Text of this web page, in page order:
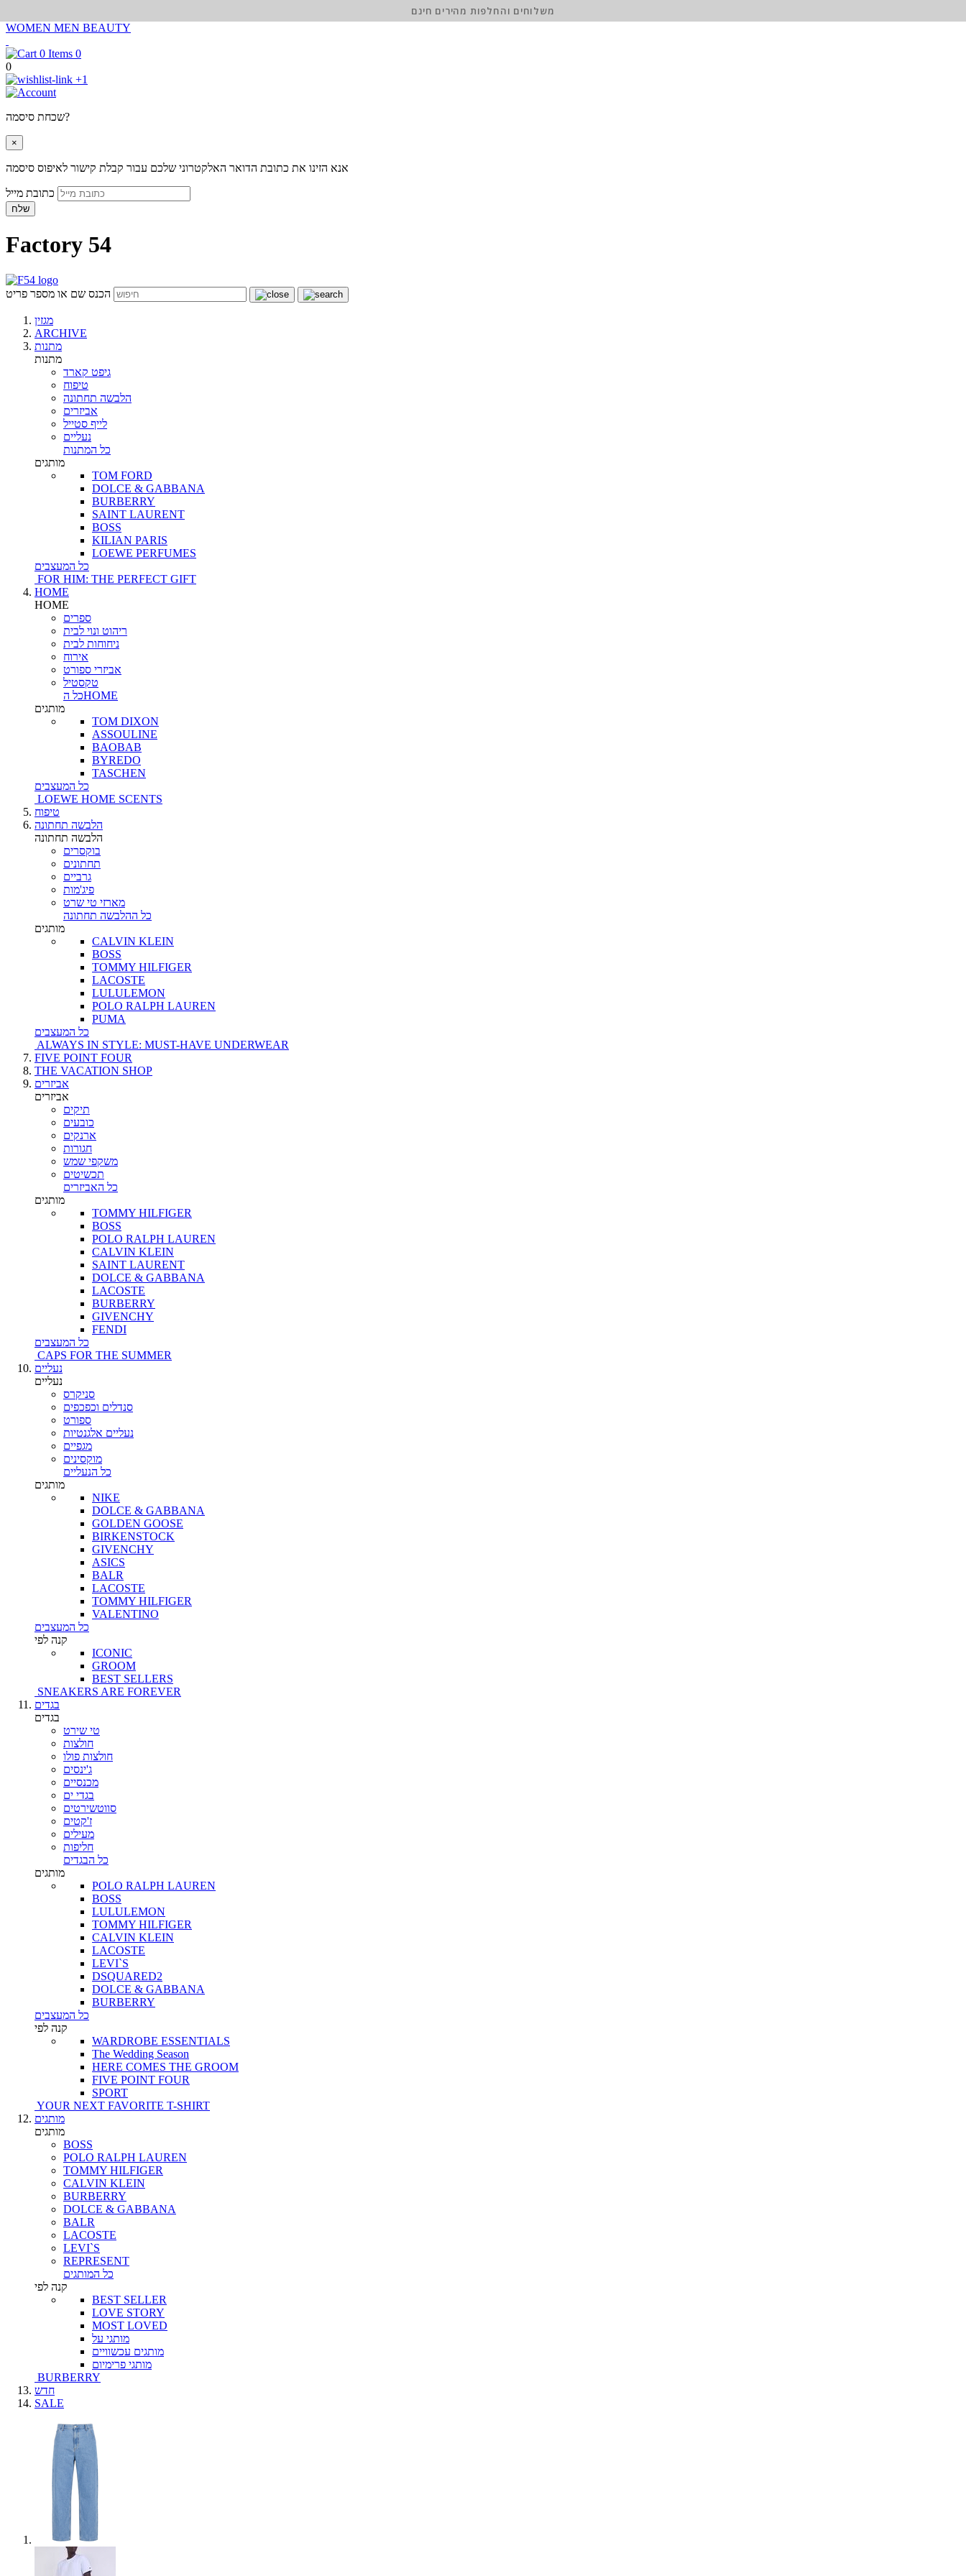
WOMEN MEN BEAUTY
0
0
+1
שכחת סיסמה?
×
אנא הזינו את כתובת הדואר האלקטרוני שלכם עבור קבלת קישור לאיפוס סיסמה
שלח
Factory 54
הכנס שם או מספר פריט
מגזין
ARCHIVE
מתנות
מתנות
גיפט קארד
טיפוח
הלבשה תחתונה
אביזרים
לייף סטייל
נעליים
כל המתנות
מותגים
TOM FORD
DOLCE & GABBANA
BURBERRY
SAINT LAURENT
BOSS
KILIAN PARIS
LOEWE PERFUMES
כל המעצבים
FOR HIM: THE PERFECT GIFT
HOME
HOME
ספרים
ריהוט ונוי לבית
ניחוחות לבית
אירוח
אביזרי ספורט
טקסטיל
כל הHOME
מותגים
TOM DIXON
ASSOULINE
BAOBAB
BYREDO
TASCHEN
כל המעצבים
LOEWE HOME SCENTS
טיפוח
הלבשה תחתונה
הלבשה תחתונה
בוקסרים
תחתונים
גרביים
פיג'מות
מארזי טי שרט
כל ההלבשה תחתונה
מותגים
CALVIN KLEIN
BOSS
TOMMY HILFIGER
LACOSTE
LULULEMON
POLO RALPH LAUREN
PUMA
כל המעצבים
ALWAYS IN STYLE: MUST-HAVE UNDERWEAR
FIVE POINT FOUR
THE VACATION SHOP
אביזרים
אביזרים
תיקים
כובעים
ארנקים
חגורות
משקפי שמש
תכשיטים
כל האביזרים
מותגים
TOMMY HILFIGER
BOSS
POLO RALPH LAUREN
CALVIN KLEIN
SAINT LAURENT
DOLCE & GABBANA
LACOSTE
BURBERRY
GIVENCHY
FENDI
כל המעצבים
CAPS FOR THE SUMMER
נעליים
נעליים
סניקרס
סנדלים וכפכפים
ספורט
נעליים אלגנטיות
מגפיים
מוקסינים
כל הנעליים
מותגים
NIKE
DOLCE & GABBANA
GOLDEN GOOSE
BIRKENSTOCK
GIVENCHY
ASICS
BALR
LACOSTE
TOMMY HILFIGER
VALENTINO
כל המעצבים
קנה לפי
ICONIC
GROOM
BEST SELLERS
SNEAKERS ARE FOREVER
בגדים
בגדים
טי שירט
חולצות
חולצות פולו
ג'ינסים
מכנסיים
בגדי ים
סווטשירטים
ז'קטים
מעילים
חליפות
כל הבגדים
מותגים
POLO RALPH LAUREN
BOSS
LULULEMON
TOMMY HILFIGER
CALVIN KLEIN
LACOSTE
LEVI`S
DSQUARED2
DOLCE & GABBANA
BURBERRY
כל המעצבים
קנה לפי
WARDROBE ESSENTIALS
The Wedding Season
HERE COMES THE GROOM
FIVE POINT FOUR
SPORT
YOUR NEXT FAVORITE T-SHIRT
מותגים
מותגים
BOSS
POLO RALPH LAUREN
TOMMY HILFIGER
CALVIN KLEIN
BURBERRY
DOLCE & GABBANA
BALR
LACOSTE
LEVI`S
REPRESENT
כל המותגים
קנה לפי
BEST SELLER
LOVE STORY
MOST LOVED
מותגי על
מותגים עכשוויים
מותגי פרימיום
BURBERRY
חדש
SALE
משלוחים והחלפות מהירים חינם